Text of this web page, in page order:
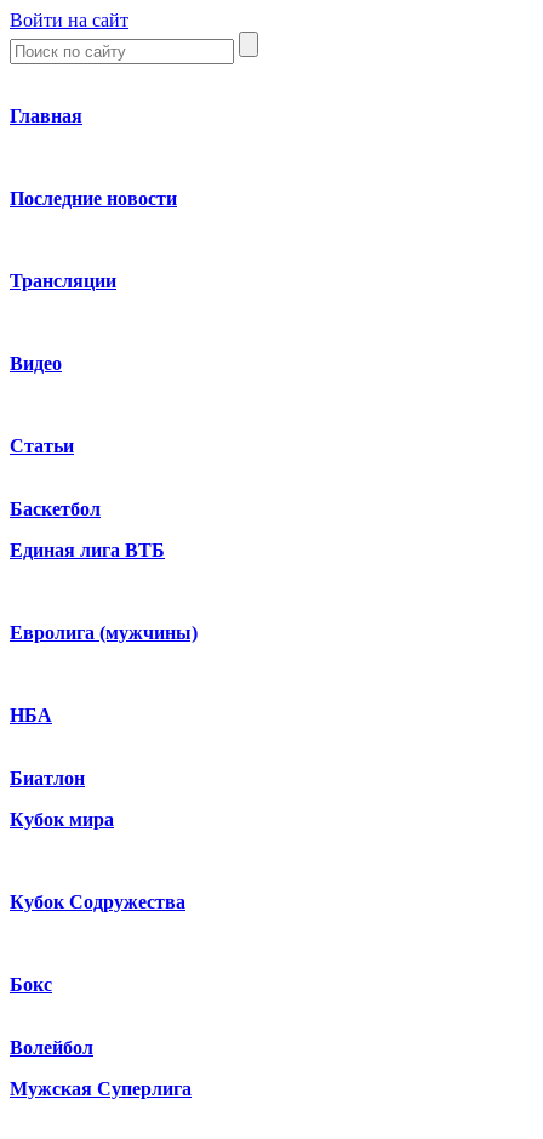
Войти на сайт
Главная
Последние новости
Трансляции
Видео
Статьи
Баскетбол
Единая лига ВТБ
Евролига (мужчины)
НБА
Биатлон
Кубок мира
Кубок Содружества
Бокс
Волейбол
Мужская Суперлига